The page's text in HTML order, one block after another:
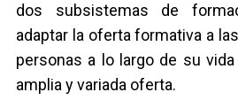
dos subsistemas de
adaptar la oferta formativa a
personas a lo largo de su
amplia y variada oferta.